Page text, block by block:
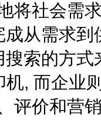
将社会需
从需求
索的方
, 而企业
评价和营